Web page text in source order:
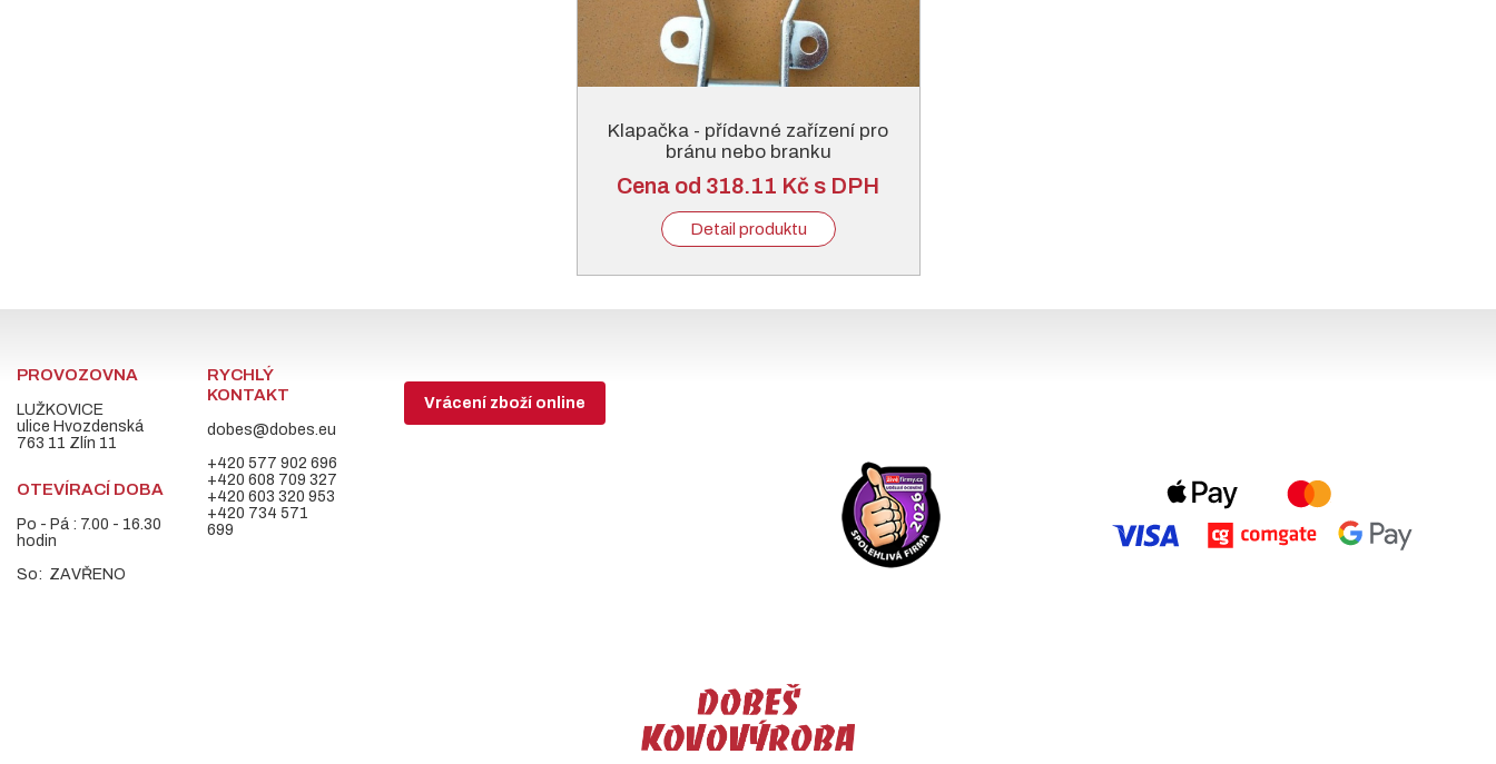
Klapačka - přídavné zařízení pro
bránu nebo branku
Cena od 318.11 Kč s DPH
Detail produktu
PROVOZOVNA
LUŽKOVICE
ulice Hvozdenská
763 11 Zlín 11
OTEVÍRACÍ DOBA
Po - Pá : 7.00 - 16.30
hodin
So: ZAVŘENO
RYCHLÝ
KONTAKT
dobes@dobes.eu
+420 577 902 696
+420 608 709 327
+420 603 320 953
+420 734 571
699
Vrácení zboží online